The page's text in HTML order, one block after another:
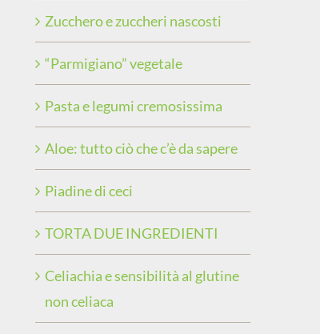
Zucchero e zuccheri nascosti
“Parmigiano” vegetale
Pasta e legumi cremosissima
Aloe: tutto ciò che c’è da sapere
Piadine di ceci
TORTA DUE INGREDIENTI
Celiachia e sensibilità al glutine
non celiaca